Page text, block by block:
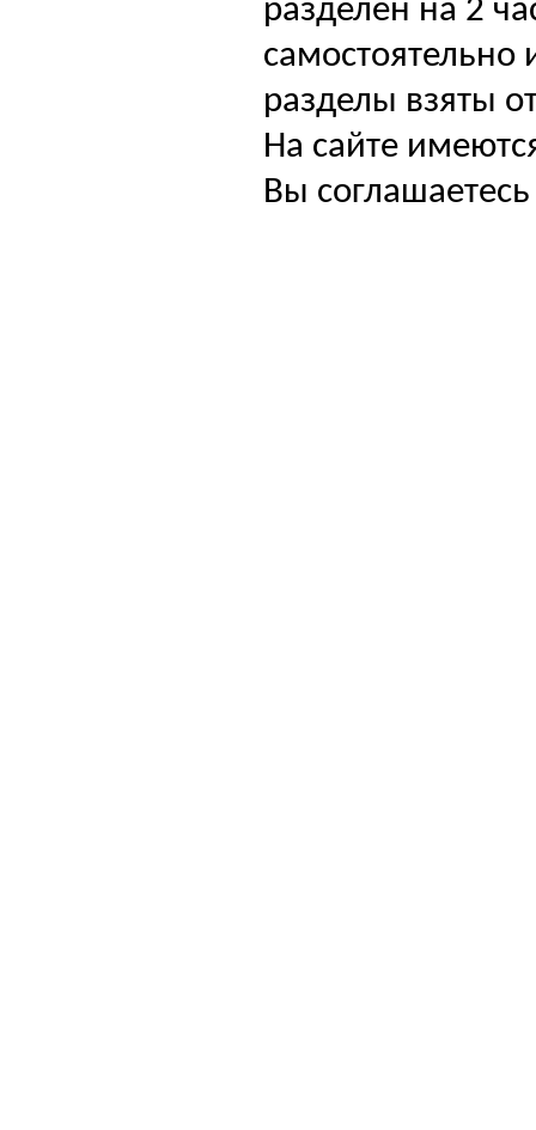
разделен на 2
самостоятельно
разделы взяты
На сайте
Вы